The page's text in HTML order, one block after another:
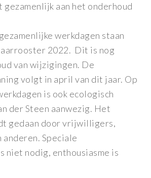
aan het onderhoud
werkdagen staan
2022. Dit is nog
van wijzigingen. De
volgt in april van dit jaar. Op
is ook ecologisch
der Steen aanwezig. Het
gedaan door vrijwilligers,
anderen. Speciale
niet nodig, enthousiasme is